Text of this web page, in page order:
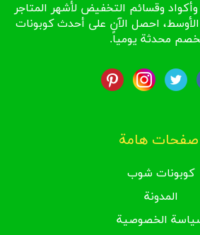
وقسائم التخفيض لأشهر المتاجر
الأوسط، احصل الآن على أحدث كوبونات
محدثة يومياً.
صفحات هامة
كوبونات شوب
المدونة
الخصوصية